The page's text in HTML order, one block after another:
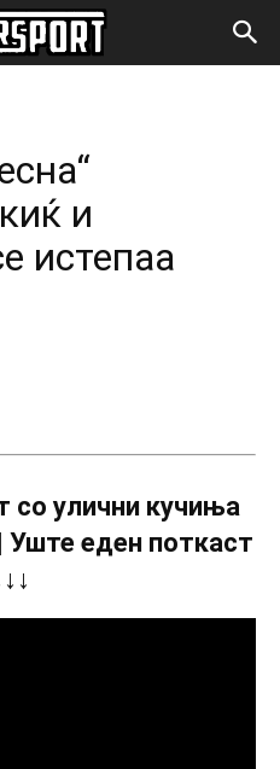
и
истепаа
со улични кучиња
еден поткаст